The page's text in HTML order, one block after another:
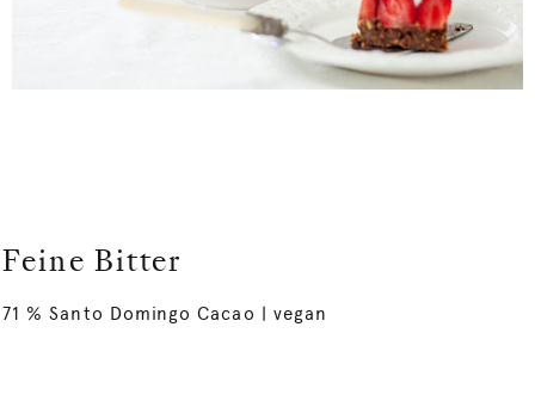
Feine Bitter
71 % Santo Domingo Cacao | vegan